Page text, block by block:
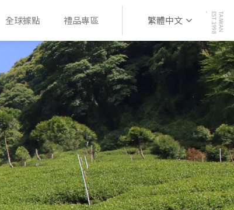
全球據點 禮品專區 繁體中文